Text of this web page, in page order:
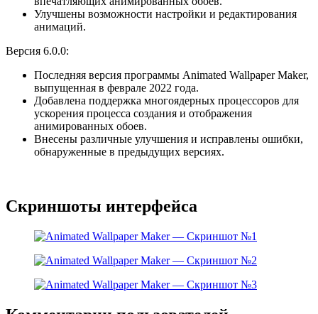
Улучшены возможности настройки и редактирования
анимаций.
Версия 6.0.0:
Последняя версия программы Animated Wallpaper Maker,
выпущенная в феврале 2022 года.
Добавлена поддержка многоядерных процессоров для
ускорения процесса создания и отображения
анимированных обоев.
Внесены различные улучшения и исправлены ошибки,
обнаруженные в предыдущих версиях.
Скриншоты интерфейса